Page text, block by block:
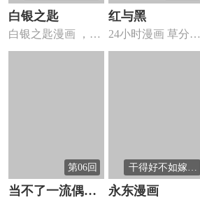
白银之匙
白银之匙漫画 ，因
为某些理由不愿归
红与黑
24小时漫画 草分镜
有机会再修订吧
第06回
当不了一流偶像
干得好不如嫁得
好？醒醒吧[454
永东漫画